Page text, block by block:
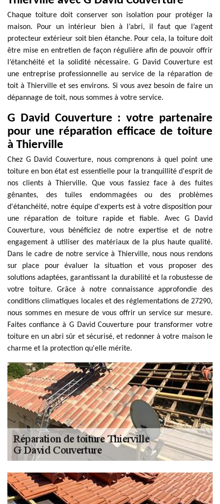
Chaque toiture doit conserver son isolation pour protéger la
maison. Pour un intérieur bien à l’abri, il faut que l’agent
protecteur extérieur soit bien étanche. Pour cela, la toiture doit
être mise en entretien de façon régulière afin de pouvoir offrir
l’étanchéité et la solidité nécessaire. G David Couverture est
une entreprise professionnelle au service de la réparation de
toit à Thierville et ses environs. Si vous avez besoin de faire un
dépannage de toit, nous sommes à votre service.
G David Couverture : votre partenaire
pour une réparation efficace de toiture
à Thierville
Chez G David Couverture, nous comprenons à quel point une
toiture en bon état est essentielle pour la tranquillité d'esprit de
nos clients à Thierville. Que vous fassiez face à des fuites
gênantes, des tuiles endommagées ou des problèmes
d'étanchéité, notre équipe d'experts est à votre disposition pour
une réparation de toiture rapide et fiable. Avec G David
Couverture, vous bénéficiez de notre expertise et de notre
engagement à utiliser des matériaux de la plus haute qualité.
Dans le cadre de notre service à Thierville, nous nous rendons
sur place pour évaluer la situation et vous proposer des
solutions adaptées, garantissant la durabilité et la robustesse de
votre toiture. Grâce à notre connaissance approfondie des
conditions climatiques locales et des réglementations de 27290,
nous sommes en mesure de vous offrir un service sur mesure.
Faites confiance à G David Couverture pour transformer votre
toiture en un abri sûr et sécurisé, et redonner à votre maison le
charme et la protection qu'elle mérite.